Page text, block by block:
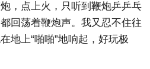
，点上火，只听到鞭炮乒乒乓
回荡着鞭炮声。我又忍不住往
地上“啪啪”地响起，好玩极